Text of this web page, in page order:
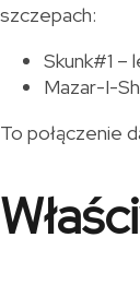
szczepach:
Skunk#1 –
Mazar-I-
To połączenie